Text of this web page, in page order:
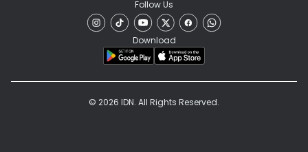
Follow Us
Download
© 2026 IDN. All Rights Reserved.